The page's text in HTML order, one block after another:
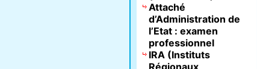
Attaché
d’Administration de
l’Etat : examen
professionnel
IRA (Instituts
Régionaux